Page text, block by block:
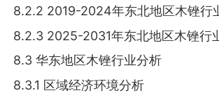
8.2.2 2019-2024年东北地区木锉行
8.2.3 2025-2031年东北地区木锉行
8.3 华东地区木锉行业分析
8.3.1 区域经济环境分析